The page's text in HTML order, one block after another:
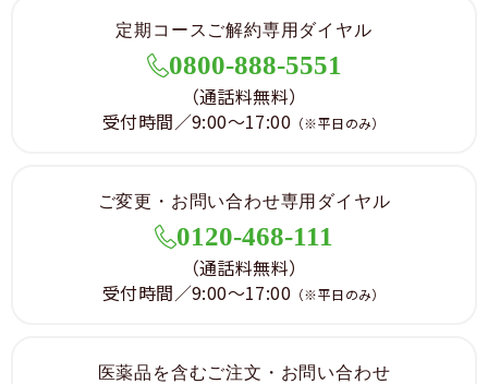
定期コースご解約専用ダイヤル
0800-888-5551
（通話料無料）
受付時間／9:00～17:00 （※平日のみ）
ご変更・お問い合わせ専用ダイヤル
0120-468-111
（通話料無料）
受付時間／9:00～17:00 （※平日のみ）
医薬品を含むご注文・お問い合わせ